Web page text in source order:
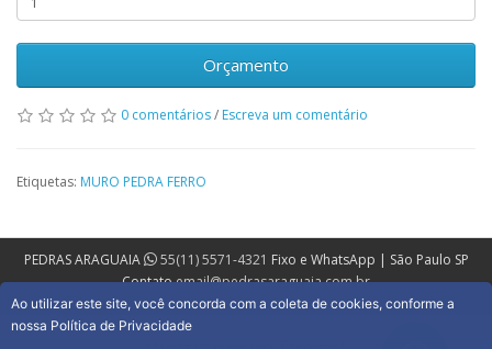
Orçamento
0 comentários/ Escreva um comentário
Etiquetas: MURO PEDRA FERRO
PEDRAS ARAGUAIA 55(11) 5571-4321 Fixo e WhatsApp | São Paulo SP
Contatoemail@pedrasaraguaia.com.br
Ao utilizar este site, você concorda com a coleta de cookies, conforme a
nossa Política de Privacidade